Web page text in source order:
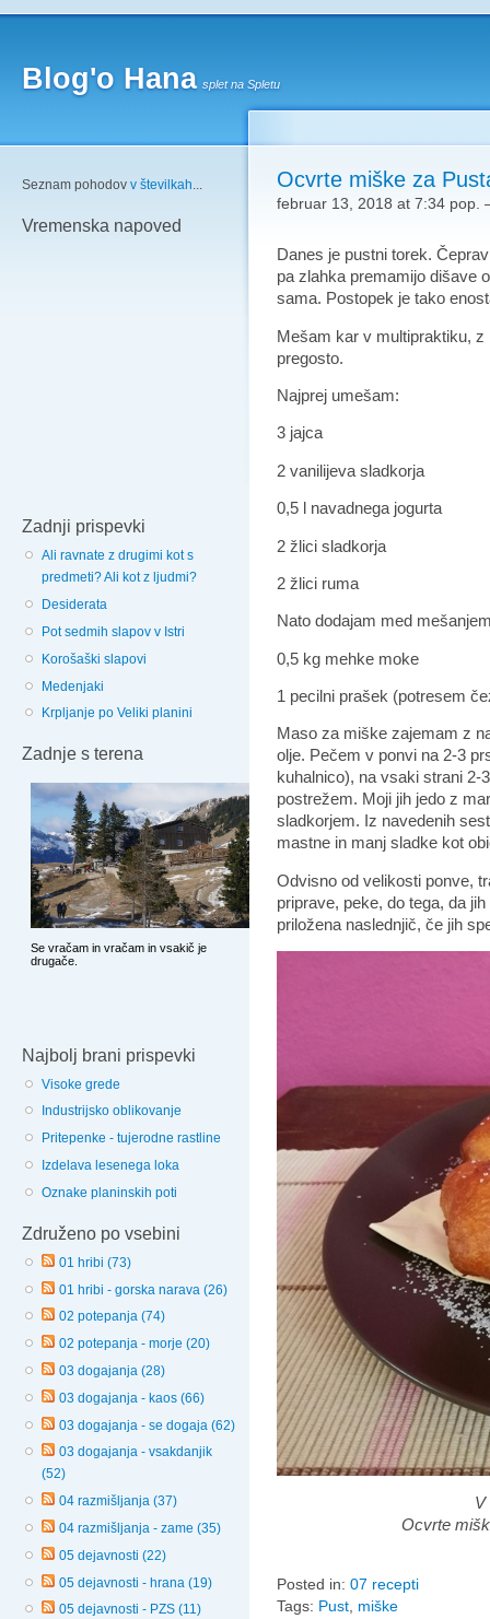
Blog'o Hana splet na Spletu
Seznam pohodov v številkah...
Vremenska napoved
Zadnji prispevki
Ali ravnate z drugimi kot s
predmeti? Ali kot z ljudmi?
Desiderata
Pot sedmih slapov v Istri
Korošaški slapovi
Medenjaki
Krpljanje po Veliki planini
Zadnje s terena
Najbolj brani prispevki
Visoke grede
Industrijsko oblikovanje
Pritepenke - tujerodne rastline
Izdelava lesenega loka
Oznake planinskih poti
Združeno po vsebini
01 hribi (73)
01 hribi - gorska narava (26)
02 potepanja (74)
02 potepanja - morje (20)
03 dogajanja (28)
03 dogajanja - kaos (66)
03 dogajanja - se dogaja (62)
03 dogajanja - vsakdanjik
(52)
04 razmišljanja (37)
04 razmišljanja - zame (35)
05 dejavnosti (22)
05 dejavnosti - hrana (19)
05 dejavnosti - PZS (11)
Ocvrte miške za
februar 13, 2018 at 7:34 pop.
Danes je pustni torek.
pa zlahka premamijo dišave
sama. Postopek je tako
Mešam kar v multipraktiku,
pregosto.
Najprej umešam:
3 jajca
2 vanilijeva sladkorja
0,5 l navadnega jogurta
2 žlici sladkorja
2 žlici ruma
Nato dodajam med
0,5 kg mehke moke
1 pecilni prašek (potresem
Maso za miške zajemam z
olje. Pečem v ponvi na 2-3
kuhalnico), na vsaki strani 2-
postrežem. Moji jih jedo z
sladkorjem. Iz navedenih
mastne in manj sladke kot
Odvisno od velikosti ponve,
priprave, peke, do tega, da
priložena naslednjič, če jih
V
Ocvrte
Posted in: 07 recepti
Tags: Pust miške